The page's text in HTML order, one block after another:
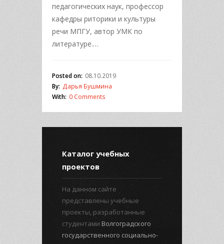
педагогических наук, профессор
кафедры риторики и культуры
речи МПГУ, автор УМК по
литературе.…
Posted on: 08.10.2019
By: Дарья Бушмина
With: 0 Comments
Каталог учебных
проектов
На данном сайте
представлены учебные
проекты, разработанные
студентами Волгоградского
государственного социально-